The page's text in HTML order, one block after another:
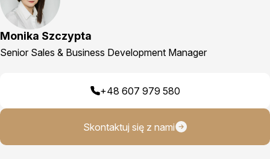
Monika Szczypta
Senior Sales & Business Development Manager
+48 607 979 580
Skontaktuj się z nami